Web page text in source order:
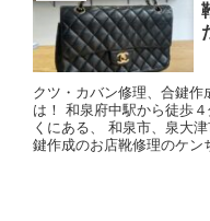
クツ・カバン修理、合鍵
は！ 和泉府中駅から徒歩
くにある、 和泉市、泉大
鍵作成のお店靴修理のケン